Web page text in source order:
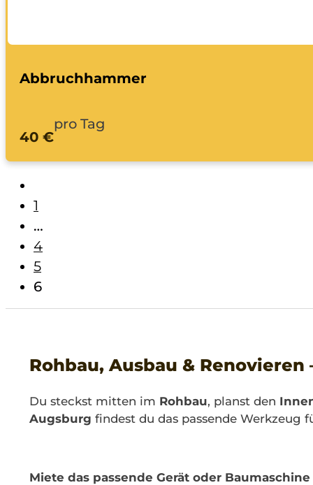
Abbruchhammer
40 €
pro Tag
1
…
4
5
6
Rohbau, Ausbau &
Du steckst mitten im Rohbau, planst den
Augsburg findest du das passende Werkzeug
Miete das passende Gerät oder